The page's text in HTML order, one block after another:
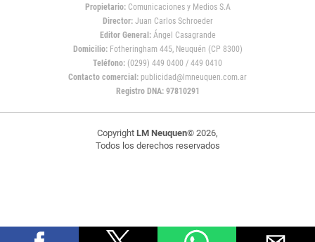
Propietario:Comunicaciones y Medios S.A
Director: Juan Carlos Schroeder
Editor General:Ángel Casagrande
Domicilio:Fotheringham 445, Neuquén (CP 8300)
Teléfono: (0299) 449 0400 / 449 0410
Contacto comercial: publicidad@lmneuquen.com.ar
Registro DNA: 97810291
Copyright LM Neuquen© 2026,
Todos los derechos reservados